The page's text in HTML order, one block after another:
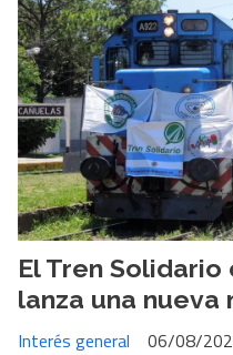
El Tren Solidario
lanza una nueva
Interés general
06/08/